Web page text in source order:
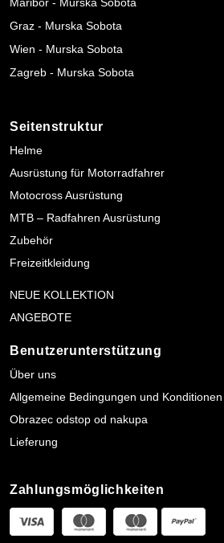
Maribor - Murska Sobota
Graz - Murska Sobota
Wien - Murska Sobota
Zagreb - Murska Sobota
Seitenstruktur
Helme
Ausrüstung für Motorradfahrer
Motocross Ausrüstung
MTB – Radfahren Ausrüstung
Zubehör
Freizeitkleidung
NEUE KOLLEKTION
ANGEBOTE
Benutzerunterstützung
Über uns
Allgemeine Bedingungen und Konditionen
Obrazec odstop od nakupa
Lieferung
Zahlungsmöglichkeiten